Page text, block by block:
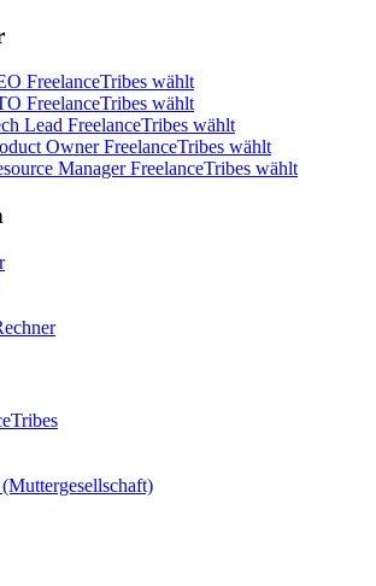
FreelanceTribes wählt
FreelanceTribes wählt
Lead FreelanceTribes wählt
Owner FreelanceTribes wählt
Manager FreelanceTribes wählt